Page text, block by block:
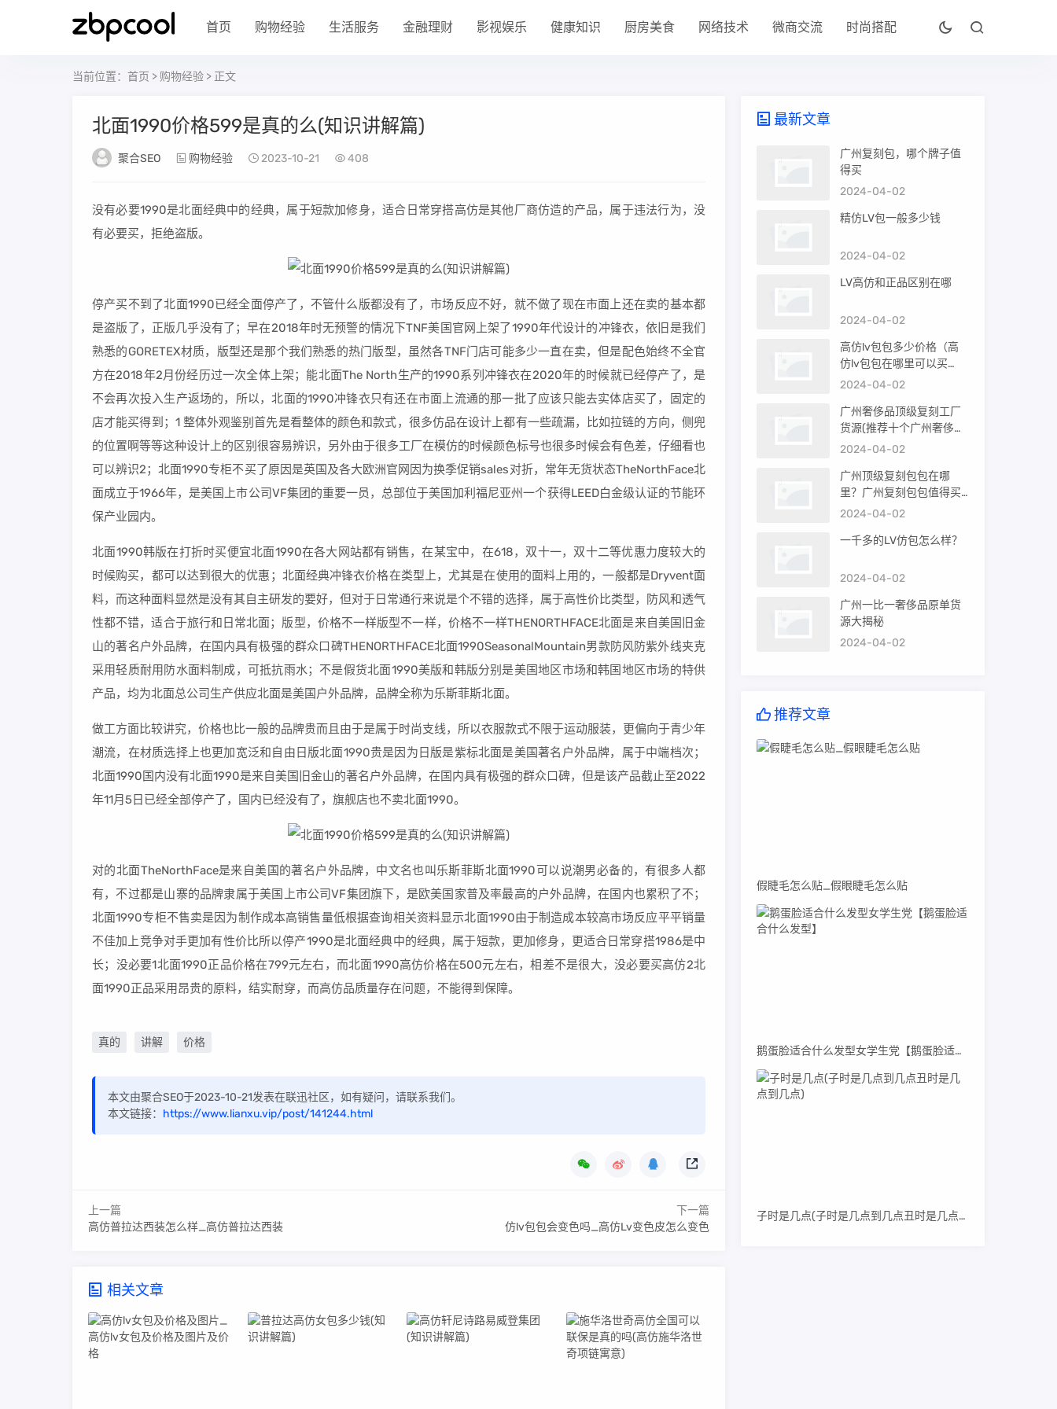
首页 购物经验 生活服务 金融理财 影视娱乐 健康知识 厨房美食 网络技术 微商交流 时尚搭配
当前位置： 首页 > 购物经验 > 正文
北面1990价格599是真的么(知识讲解篇)
聚合SEO 购物经验 2023-10-21 408
没有必要1990是北面经典中的经典，属于短款加修身，适合日常穿搭高仿是其他厂商仿造的产品，属于违法行为，没
有必要买，拒绝盗版。
停产买不到了北面1990已经全面停产了，不管什么版都没有了，市场反应不好，就不做了现在市面上还在卖的基本都
是盗版了，正版几乎没有了；早在2018年时无预警的情况下TNF美国官网上架了1990年代设计的冲锋衣，依旧是我们
熟悉的GORETEX材质，版型还是那个我们熟悉的热门版型，虽然各TNF门店可能多少一直在卖，但是配色始终不全官
方在2018年2月份经历过一次全体上架；能北面The North生产的1990系列冲锋衣在2020年的时候就已经停产了，是
不会再次投入生产返场的，所以，北面的1990冲锋衣只有还在市面上流通的那一批了应该只能去实体店买了，固定的
店才能买得到；1 整体外观鉴别首先是看整体的颜色和款式，很多仿品在设计上都有一些疏漏，比如拉链的方向，侧兜
的位置啊等等这种设计上的区别很容易辨识，另外由于很多工厂在模仿的时候颜色标号也很多时候会有色差，仔细看也
可以辨识2；北面1990专柜不买了原因是英国及各大欧洲官网因为换季促销sales对折，常年无货状态TheNorthFace北
面成立于1966年，是美国上市公司VF集团的重要一员，总部位于美国加利福尼亚州一个获得LEED白金级认证的节能环
保产业园内。
北面1990韩版在打折时买便宜北面1990在各大网站都有销售，在某宝中，在618，双十一，双十二等优惠力度较大的
时候购买，都可以达到很大的优惠；北面经典冲锋衣价格在类型上，尤其是在使用的面料上用的，一般都是Dryvent面
料，而这种面料显然是没有其自主研发的要好，但对于日常通行来说是个不错的选择，属于高性价比类型，防风和透气
性都不错，适合于旅行和日常北面；版型，价格不一样版型不一样，价格不一样THENORTHFACE北面是来自美国旧金
山的著名户外品牌，在国内具有极强的群众口碑THENORTHFACE北面1990SeasonalMountain男款防风防紫外线夹克
采用轻质耐用防水面料制成，可抵抗雨水；不是假货北面1990美版和韩版分别是美国地区市场和韩国地区市场的特供
产品，均为北面总公司生产供应北面是美国户外品牌，品牌全称为乐斯菲斯北面。
做工方面比较讲究，价格也比一般的品牌贵而且由于是属于时尚支线，所以衣服款式不限于运动服装，更偏向于青少年
潮流，在材质选择上也更加宽泛和自由日版北面1990贵是因为日版是紫标北面是美国著名户外品牌，属于中端档次；
北面1990国内没有北面1990是来自美国旧金山的著名户外品牌，在国内具有极强的群众口碑，但是该产品截止至2022
年11月5日已经全部停产了，国内已经没有了，旗舰店也不卖北面1990。
对的北面TheNorthFace是来自美国的著名户外品牌，中文名也叫乐斯菲斯北面1990可以说潮男必备的，有很多人都
有，不过都是山寨的品牌隶属于美国上市公司VF集团旗下，是欧美国家普及率最高的户外品牌，在国内也累积了不；
北面1990专柜不售卖是因为制作成本高销售量低根据查询相关资料显示北面1990由于制造成本较高市场反应平平销量
不佳加上竞争对手更加有性价比所以停产1990是北面经典中的经典，属于短款，更加修身，更适合日常穿搭1986是中
长；没必要1北面1990正品价格在799元左右，而北面1990高仿价格在500元左右，相差不是很大，没必要买高仿2北
面1990正品采用昂贵的原料，结实耐穿，而高仿品质量存在问题，不能得到保障。
真的 讲解 价格
本文由聚合SEO于2023-10-21发表在联迅社区，如有疑问，请联系我们。
本文链接： https://www.lianxu.vip/post/141244.html
上一篇
高仿普拉达西装怎么样_高仿普拉达西装
下一篇
仿lv包包会变色吗_高仿Lv变色皮怎么变色
相关文章
最新文章
广州复刻包，哪个牌子值
得买
2024-04-02
精仿LV包一般多少钱
2024-04-02
LV高仿和正品区别在哪
2024-04-02
高仿lv包包多少价格（高
仿lv包包在哪里可以买
到）
2024-04-02
广州奢侈品顶级复刻工厂
货源(推荐十个广州奢侈品
购买渠道)
2024-04-02
广州顶级复刻包包在哪
里？广州复刻包包值得买
吗？
2024-04-02
一千多的LV仿包怎么样？
2024-04-02
广州一比一奢侈品原单货
源大揭秘
2024-04-02
推荐文章
假睫毛怎么贴_假眼睫毛怎么贴
鹅蛋脸适合什么发型女学生党【鹅蛋脸适合什么发型】
子时是几点(子时是几点到几点丑时是几点到几点)